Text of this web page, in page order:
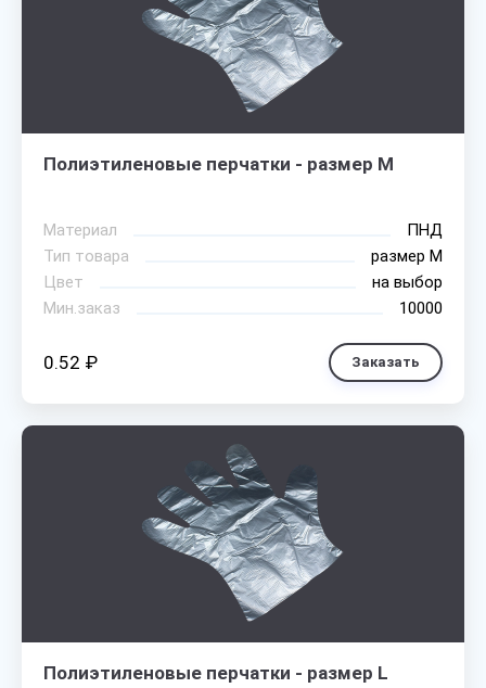
Полиэтиленовые перчатки - размер M
Материал
ПНД
Тип товара
размер М
Цвет
на выбор
Мин.заказ
10000
0.52 ₽ Заказать
Полиэтиленовые перчатки - размер L